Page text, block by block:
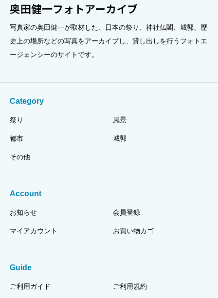
奥田健一フォトアーカイブ
写真家の奥田健一が取材した、日本の祭り、神社仏閣、城郭、歴
史上の場所などの写真をアーカイブし、貸し出しを行うフォトエ
ージェンシーのサイトです。
Category
祭り 風景
都市 城郭
その他
Account
お知らせ 会員登録
マイアカウント お買い物カゴ
Guide
ご利用ガイド ご利用規約